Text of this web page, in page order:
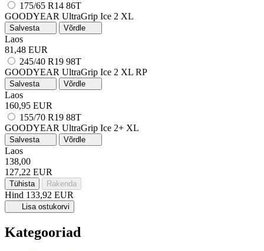
175/65 R14 86T
GOODYEAR UltraGrip Ice 2 XL
Salvesta Võrdle
Laos
81,48 EUR
245/40 R19 98T
GOODYEAR UltraGrip Ice 2 XL RP
Salvesta Võrdle
Laos
160,95 EUR
155/70 R19 88T
GOODYEAR UltraGrip Ice 2+ XL
Salvesta Võrdle
Laos
138,00
127,22 EUR
Tühista Rakenda
Hind 133,92 EUR
Lisa ostukorvi
Kategooriad